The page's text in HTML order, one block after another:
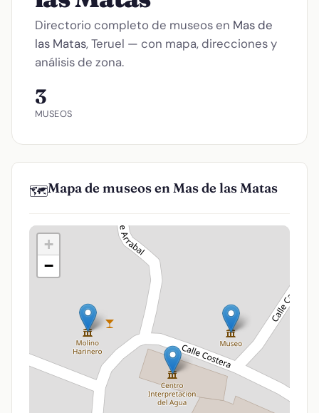
Directorio completo de museos en Mas de
las Matas, Teruel — con mapa, direcciones y
análisis de zona.
3
MUSEOS
🗺️Mapa de museos en Mas de las Matas
+
−